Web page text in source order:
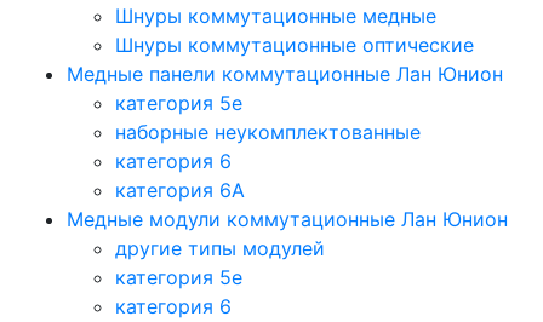
Шнуры коммутационные медные
Шнуры коммутационные оптические
Медные панели коммутационные Лан Юнион
категория 5e
наборные неукомплектованные
категория 6
категория 6A
Медные модули коммутационные Лан Юнион
другие типы модулей
категория 5е
категория 6